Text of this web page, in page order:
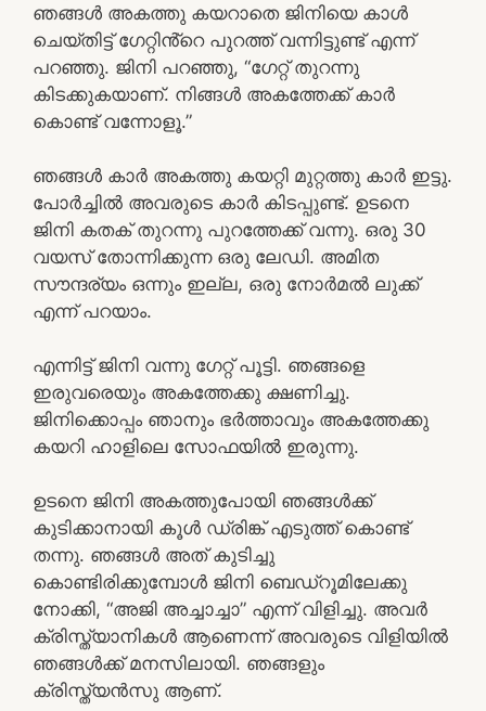
ഞങ്ങൾ അകത്തു കയറാതെ ജിനിയെ കാൾ
ചെയ്തിട്ട് ഗേറ്റിൻ്റെ പുറത്ത് വന്നിട്ടുണ്ട് എന്ന്
പറഞ്ഞു. ജിനി പറഞ്ഞു, “ഗേറ്റ് തുറന്നു
കിടക്കുകയാണ്. നിങ്ങൾ അകത്തേക്ക് കാർ
കൊണ്ട് വന്നോളൂ.”
ഞങ്ങൾ കാർ അകത്തു കയറ്റി മുറ്റത്തു കാർ ഇട്ടു.
പോർച്ചിൽ അവരുടെ കാർ കിടപ്പുണ്ട്. ഉടനെ
ജിനി കതക് തുറന്നു പുറത്തേക്ക് വന്നു. ഒരു 30
വയസ് തോന്നിക്കുന്ന ഒരു ലേഡി. അമിത
സൗന്ദര്യം ഒന്നും ഇല്ല, ഒരു നോർമൽ ലുക്ക്‌
എന്ന് പറയാം.
എന്നിട്ട് ജിനി വന്നു ഗേറ്റ് പൂട്ടി. ഞങ്ങളെ
ഇരുവരെയും അകത്തേക്കു ക്ഷണിച്ചു.
ജിനിക്കൊപ്പം ഞാനും ഭർത്താവും അകത്തേക്കു
കയറി ഹാളിലെ സോഫയിൽ ഇരുന്നു.
ഉടനെ ജിനി അകത്തുപോയി ഞങ്ങൾക്ക്
കുടിക്കാനായി കൂൾ ഡ്രിങ്ക് എടുത്ത് കൊണ്ട്
തന്നു. ഞങ്ങൾ അത് കുടിച്ചു
കൊണ്ടിരിക്കുമ്പോൾ ജിനി ബെഡ്‌റൂമിലേക്കു
നോക്കി, “അജി അച്ചാച്ചാ” എന്ന് വിളിച്ചു. അവർ
ക്രിസ്ത്യാനികൾ ആണെന്ന് അവരുടെ വിളിയിൽ
ഞങ്ങൾക്ക് മനസിലായി. ഞങ്ങളും
ക്രിസ്ത്യൻസു ആണ്.